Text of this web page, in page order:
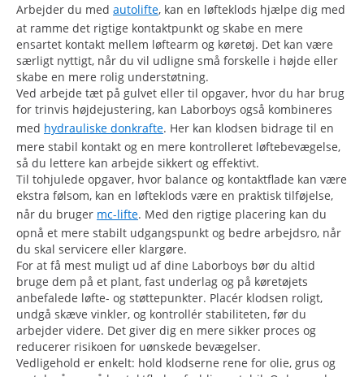
Arbejder du med autolifte, kan en løfteklods hjælpe dig med
at ramme det rigtige kontaktpunkt og skabe en mere
ensartet kontakt mellem løftearm og køretøj. Det kan være
særligt nyttigt, når du vil udligne små forskelle i højde eller
skabe en mere rolig understøtning.
Ved arbejde tæt på gulvet eller til opgaver, hvor du har brug
for trinvis højdejustering, kan Laborboys også kombineres
med hydrauliske donkrafte. Her kan klodsen bidrage til en
mere stabil kontakt og en mere kontrolleret løftebevægelse,
så du lettere kan arbejde sikkert og effektivt.
Til tohjulede opgaver, hvor balance og kontaktflade kan være
ekstra følsom, kan en løfteklods være en praktisk tilføjelse,
når du bruger mc-lifte. Med den rigtige placering kan du
opnå et mere stabilt udgangspunkt og bedre arbejdsro, når
du skal servicere eller klargøre.
For at få mest muligt ud af dine Laborboys bør du altid
bruge dem på et plant, fast underlag og på køretøjets
anbefalede løfte- og støttepunkter. Placér klodsen roligt,
undgå skæve vinkler, og kontrollér stabiliteten, før du
arbejder videre. Det giver dig en mere sikker proces og
reducerer risikoen for uønskede bevægelser.
Vedligehold er enkelt: hold klodserne rene for olie, grus og